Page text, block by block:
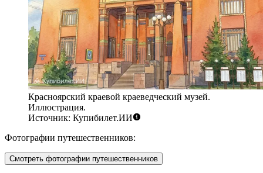
Красноярский краевой краеведческий музей.
Иллюстрация.
Источник: Купибилет.ИИ
Фотографии путешественников:
Смотреть фотографии путешественников